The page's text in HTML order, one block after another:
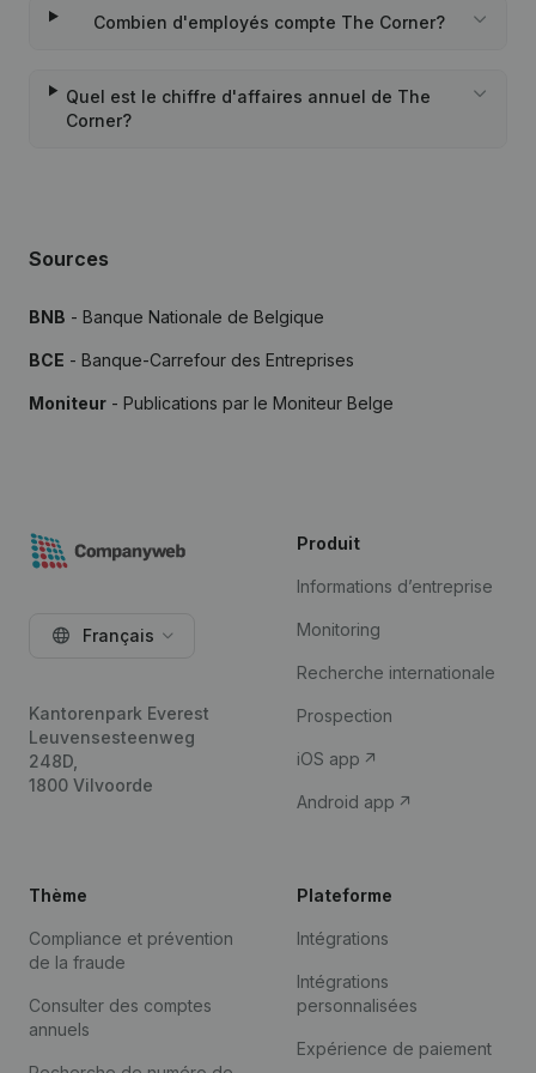
Combien d'employés compte The Corner?
Quel est le chiffre d'affaires annuel de The
Corner?
Sources
BNB - Banque Nationale de Belgique
BCE - Banque-Carrefour des Entreprises
Moniteur - Publications par le Moniteur Belge
Français
Kantorenpark Everest
Leuvensesteenweg
248D,
1800 Vilvoorde
Produit
Informations d’entreprise
Monitoring
Recherche internationale
Prospection
iOS app
Android app
Thème
Compliance et prévention
de la fraude
Consulter des comptes
annuels
Plateforme
Intégrations
Intégrations
personnalisées
Expérience de paiement